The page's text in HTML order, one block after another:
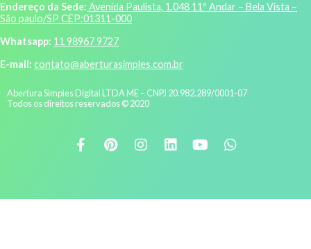
Endereço da Sede: Avenida Paulista, 1.048 11º Andar – Bela Vista –
São paulo/SP CEP:01311-000
Whatsapp: 11 98967 9727
E-mail: contato@aberturasimples.com.br
Abertura Simples Digital LTDA ME – CNPJ 20.982.289/0001-07
Todos os direitos reservados © 2020